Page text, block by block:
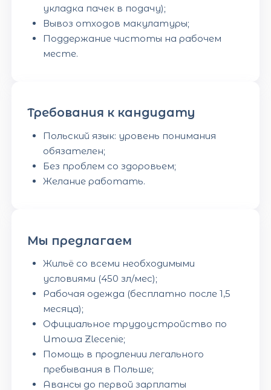
укладка пачек в подачу);
Вывоз отходов макулатуры;
Поддержание чистоты на рабочем
месте.
Требования к кандидату
Польский язык: уровень понимания
обязателен;
Без проблем со здоровьем;
Желание работать.
Мы предлагаем
Жильё со всеми необходимыми
условиями (450 зл/мес);
Рабочая одежда (бесплатно после 1,5
месяца);
Официальное трудоустройство по
Umowa Zlecenie;
Помощь в продлении легального
пребывания в Польше;
Авансы до первой зарплаты